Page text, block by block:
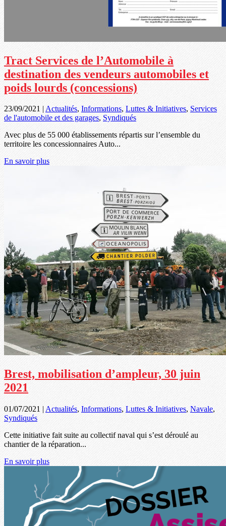
Tract Services de l’Automobile à
destination des vendeurs automobiles et
poids lourds (concessions)
23/09/2021 | Actualités, Informations, Luttes & Initiatives, Services
de l'automobile et des garages, Syndiqués
Avec plus de 55 000 établissements répartis sur l’ensemble du
territoire les concessionnaires Auto...
En savoir plus
Brest, mobilisation d’ampleur, 30 juin
2021
01/07/2021 | Actualités, Informations, Luttes & Initiatives, Navale,
Syndiqués
Cette initiative fait suite au collectif naval qui s’est déroulé au
chantier de la réparation...
En savoir plus